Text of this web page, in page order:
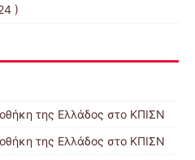
)
της Ελλάδος στο ΚΠΙΣΝ
της Ελλάδος στο ΚΠΙΣΝ